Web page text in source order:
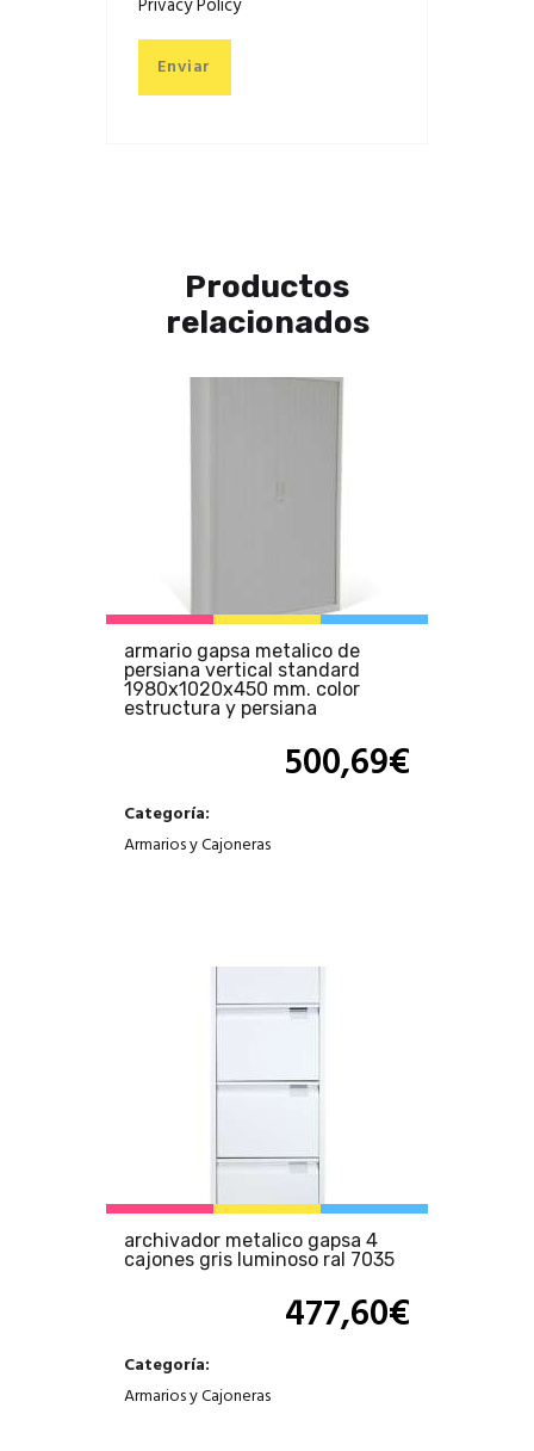
Productos
relacionados
armario gapsa metalico de
persiana vertical standard
1980x1020x450 mm. color
estructura y persiana
500,69€
Categoría:
Armarios y Cajoneras
archivador metalico gapsa 4
cajones gris luminoso ral 7035
477,60€
Categoría:
Armarios y Cajoneras